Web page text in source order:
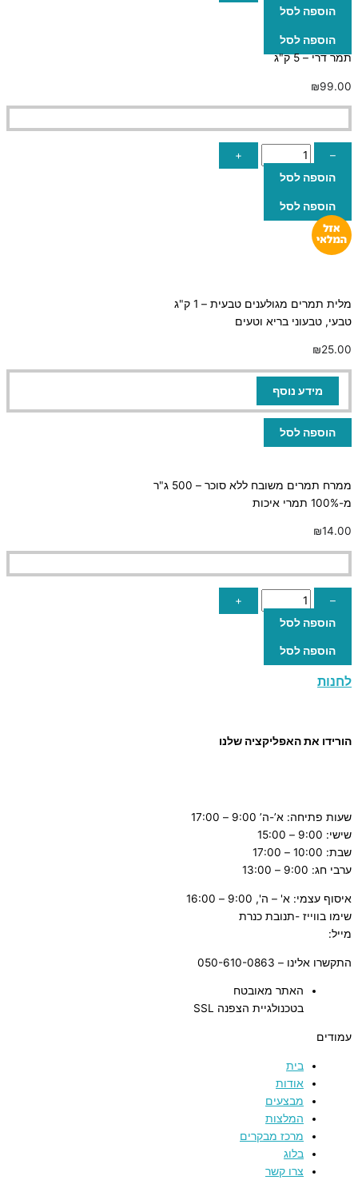
הוספה לסל
הוספה לסל
תמר דרי – 5 ק"ג
₪99.00
–
+
הוספה לסל
הוספה לסל
מלית תמרים מגולענים טבעית – 1 ק"ג
טבעי, טבעוני בריא וטעים
₪25.00
מידע נוסף
הוספה לסל
ממרח תמרים משובח ללא סוכר – 500 ג"ר
מ-100% תמרי איכות
₪14.00
–
+
הוספה לסל
הוספה לסל
לחנות
הורידו את האפליקציה שלנו
שעות פתיחה: א’-ה’ 9:00 – 17:00
שישי: 9:00 – 15:00
שבת: 10:00 – 17:00
ערבי חג: 9:00 – 13:00
איסוף עצמי: א' – ה', 9:00 – 16:00
שימו בווייז -תנובת כנרת
מייל:
התקשרו אלינו – 050-610-0863
האתר מאובטח
בטכנולגיית הצפנה SSL
עמודים
בית
אודות
מבצעים
המלצות
מרכז מבקרים
בלוג
צרו קשר